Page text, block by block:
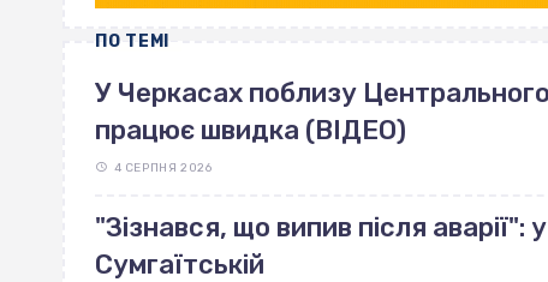
ПО ТЕМІ
У Черкасах поблизу
працює швидка (ВІДЕО)
4 СЕРПНЯ 2026
"Зізнався, що випив після
Сумгаїтській